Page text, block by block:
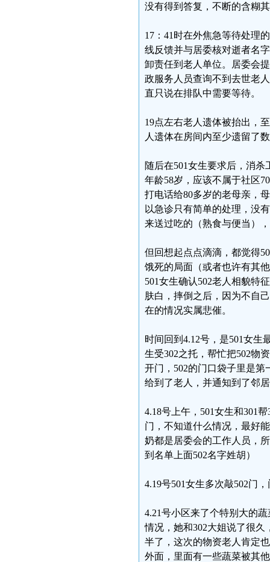
没有得到答复，不断的含糊
17：41时在外焦急等待处理
线反馈并与居委核对逝者名
卸责任到老人单位。居委会
政服务人员查询不到去世老
直只说在排队中需要等待。
19点左右老人遗体被抬出，
人遗体在房间内至少遗留了
随后在501女生要求后，消
年龄58岁，应该不属于社区
打电话给80多岁的老母亲，
以急诊只有简单的处理，没
来送过吃的（熟食与便当）
但回想起点点滴滴，都觉得
饿死的局面（或者也许有其
501女生确认502老人相貌特
肤白，摔倒之后，因为不自
在的情况实属悲催。
时间回到4.12号，是501女生
生受302之托，帮忙把502物
开门，502的门口袋子里是
给到了老人，并通知到了邻
4.18号上午，501女生和301
门，不知道什么情况，最好
奶都是居委会的工作人员，
到名单上面502名字姓胡）
4.19号501女生多次敲502门
4.21号小区来了个特别大的
情况，她和302大姐说了很
半了，这次的物资老人肯定
外面，里面有一些蔬菜被其